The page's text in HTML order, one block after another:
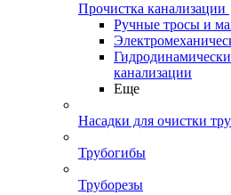
Прочистка канализации
Ручные тросы и
канализации
Еще
Насадки для очистки
Трубогибы
Труборезы